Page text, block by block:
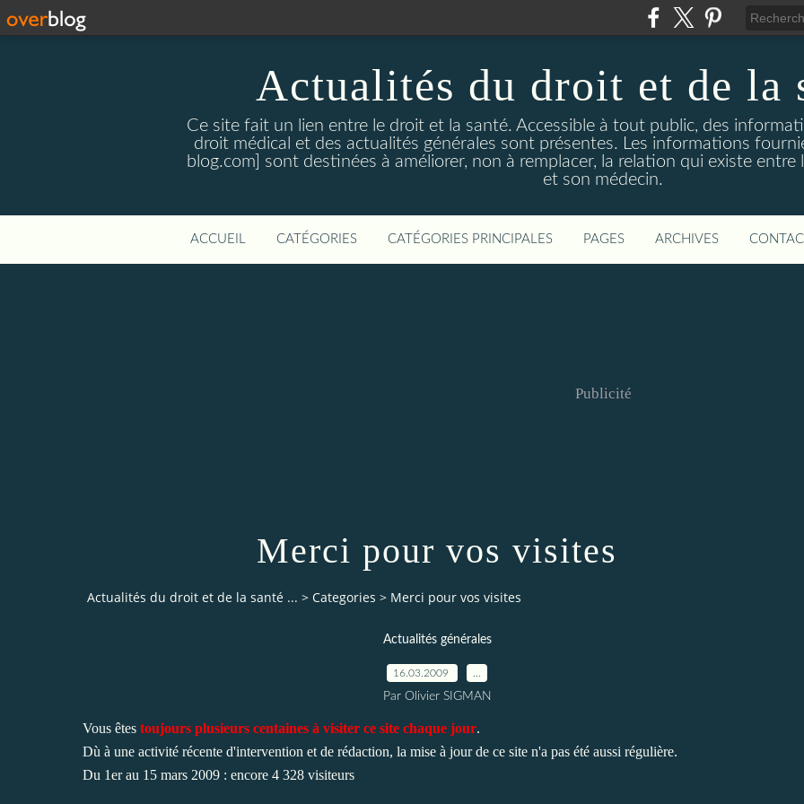
Actualités du droit et de la
Ce site fait un lien entre le droit et la santé. Accessible à tout public, des
droit médical et des actualités générales sont présentes. Les informations
blog.com] sont destinées à améliorer, non à remplacer, la relation qui existe
et son médecin.
ACCUEIL CATÉGORIES CATÉGORIES PRINCIPALES PAGES ARCHIVES
Publicité
Merci pour vos visites
Actualités du droit et de la santé ... > Categories > Merci pour vos visites
Actualités générales
16.03.2009
Par Olivier SIGMAN
Vous êtes toujours plusieurs centaines à visiter ce site chaque jour.
Dù à une activité récente d'intervention et de rédaction, la mise à jour de ce site n'a pas été aussi régulière.
Du 1er au 15 mars 2009 : encore 4 328 visiteurs